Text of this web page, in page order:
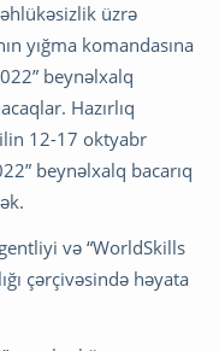
üzrə
yığma komandasına
beynəlxalq
Hazırlıq
12-17 oktyabr
beynəlxalq bacarıq
və “WorldSkills
çərçivəsində həyata